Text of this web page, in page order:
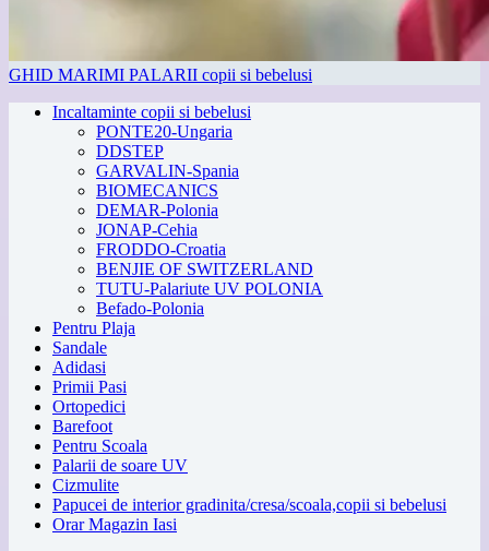
GHID MARIMI PALARII copii si bebelusi
Incaltaminte copii si bebelusi
PONTE20-Ungaria
DDSTEP
GARVALIN-Spania
BIOMECANICS
DEMAR-Polonia
JONAP-Cehia
FRODDO-Croatia
BENJIE OF SWITZERLAND
TUTU-Palariute UV POLONIA
Befado-Polonia
Pentru Plaja
Sandale
Adidasi
Primii Pasi
Ortopedici
Barefoot
Pentru Scoala
Palarii de soare UV
Cizmulite
Papucei de interior gradinita/cresa/scoala,copii si bebelusi
Orar Magazin Iasi